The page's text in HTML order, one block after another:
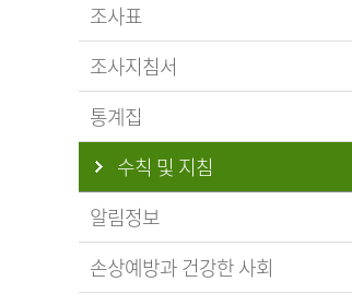
조사표
조사지침서
통계집
수칙 및 지침
알림정보
손상예방과 건강한 사회